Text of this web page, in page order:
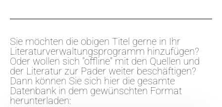
Sie möchten die obigen Titel gerne in Ihr
Literaturverwaltungsprogramm hinzufügen?
Oder wollen sich "offline" mit den Quellen und
der Literatur zur Pader weiter beschäftigen?
Dann können Sie sich hier die gesamte
Datenbank in dem gewünschten Format
herunterladen: